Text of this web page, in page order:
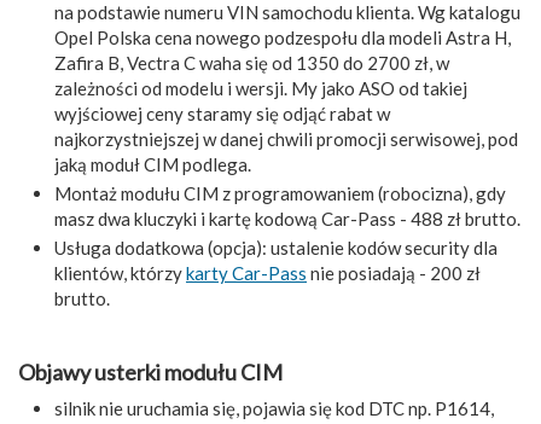
na podstawie numeru VIN samochodu klienta. Wg katalogu
Opel Polska cena nowego podzespołu dla modeli Astra H,
Zafira B, Vectra C waha się od 1350 do 2700 zł, w
zależności od modelu i wersji. My jako ASO od takiej
wyjściowej ceny staramy się odjąć rabat w
najkorzystniejszej w danej chwili promocji serwisowej, pod
jaką moduł CIM podlega.
Montaż modułu CIM z programowaniem (robocizna), gdy
masz dwa kluczyki i kartę kodową Car-Pass - 488 zł brutto.
Usługa dodatkowa (opcja): ustalenie kodów security dla
klientów, którzykarty Car-Pass nie posiadają - 200 zł
brutto.
Objawy usterki modułu CIM
silnik nie uruchamia się, pojawia się kod DTC np. P1614,